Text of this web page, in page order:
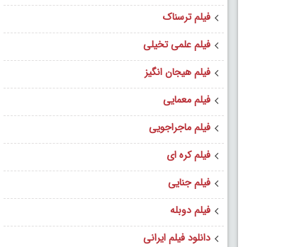
فیلم ترسناک
فیلم علمی تخیلی
فیلم هیجان انگیز
فیلم معمایی
فیلم ماجراجویی
فیلم کره ای
فیلم جنایی
فیلم دوبله
دانلود فیلم ایرانی